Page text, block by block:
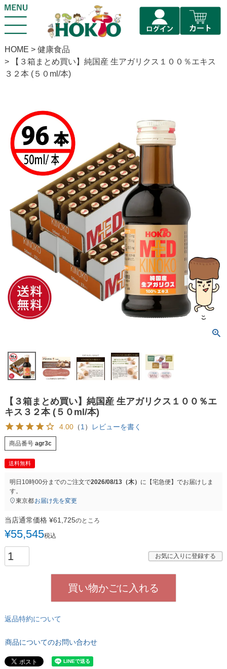
HOME
健康食品
【３箱まとめ買い】純国産 生アガリクス１００％エキス
３２本 (５０ml/本)
【３箱まとめ買い】純国産 生アガリクス１００％エ
キス３２本 (５０ml/本)
4.00（1 ） レビューを書く
商品番号 agr3c
送料無料
明日 10時00分までのご注文で2026/08/13（木） に 【宅急便】 でお届けしま
す。
東京都お届け先を変更
当店通常価格 ¥61,725のところ
¥55,545税込
お気に入りに登録する
買い物かごに入れる
返品特約について
商品についてのお問い合わせ